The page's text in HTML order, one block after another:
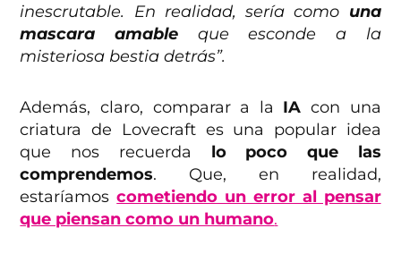
inescrutable. En realidad, sería como una
mascara amable que esconde a la
misteriosa bestia detrás”.
Además, claro, comparar a la IAcon una
criatura de Lovecraft es una popular idea
que nos recuerda lo poco que las
comprendemos. Que, en realidad,
estaríamoscometiendo un error al pensar
que piensan como un humano.